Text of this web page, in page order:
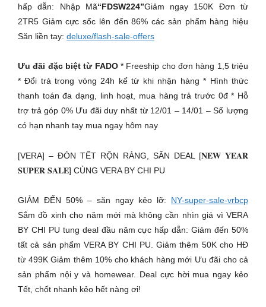
hấp dẫn: Nhập Mã“FDSW224”Giảm ngay 150K Đơn từ
2TR5 Giảm cực sốc lên đến 86% các sản phẩm hàng hiệu
Săn liền tay: deluxe/flash-sale-offers
Ưu đãi đặc biệt từ FADO* Freeship cho đơn hàng 1,5 triệu
* Đổi trả trong vòng 24h kể từ khi nhận hàng * Hình thức
thanh toán đa dạng, linh hoạt, mua hàng trả trước 0đ * Hỗ
trợ trả góp 0% Ưu đãi duy nhất từ 12/01 – 14/01 – Số lượng
có hạn nhanh tay mua ngay hôm nay
[VERA] – ĐÓN TẾT RỘN RÀNG, SĂN DEAL [𝐍𝐄𝐖 𝐘𝐄𝐀𝐑
𝐒𝐔𝐏𝐄𝐑 𝐒𝐀𝐋𝐄] CÙNG VERA BY CHI PU
GIẢM ĐẾN 50% – săn ngay kẻo lỡ: NY-super-sale-vrbcp
Sắm đồ xinh cho năm mới mà không cần nhìn giá vì VERA
BY CHI PU tung deal đầu năm cực hấp dẫn: Giảm đến 50%
tất cả sản phẩm VERA BY CHI PU. Giảm thêm 50K cho HĐ
từ 499K Giảm thêm 10% cho khách hàng mới Ưu đãi cho cả
sản phẩm nội y và homewear. Deal cực hời mua ngay kẻo
Tết, chốt nhanh kẻo hết nàng ơi!